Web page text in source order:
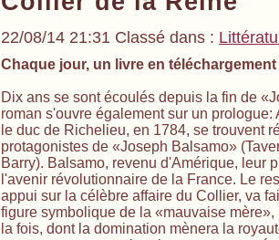
22/08/14 21:31 Classé dans :
Chaque jour, un livre en téléchargement
Dix ans se sont écoulés depuis la fin de
roman s'ouvre également sur un prologue:
le duc de Richelieu, en 1784, se trouvent
protagonistes de «Joseph Balsamo»
Barry). Balsamo, revenu d'Amérique, leur
l'avenir révolutionnaire de la France. Le
appui sur la célèbre affaire du Collier, va
figure symbolique de la «mauvaise
la fois, dont la domination mènera la